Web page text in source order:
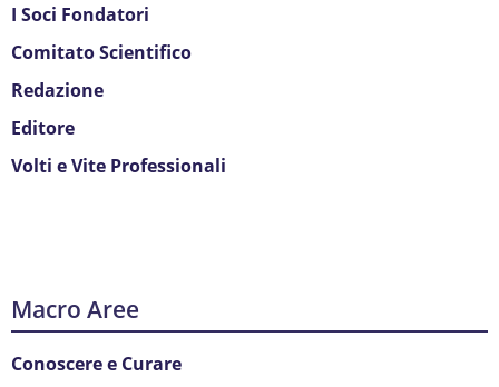
I Soci Fondatori
Comitato Scientifico
Redazione
Editore
Volti e Vite Professionali
Macro Aree
Conoscere e Curare